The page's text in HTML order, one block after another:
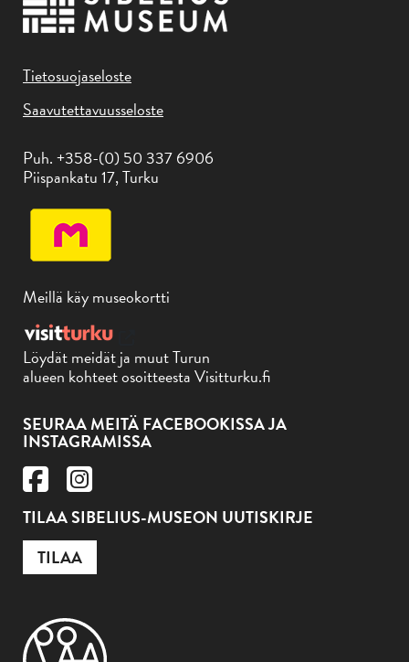
Tietosuojaseloste
Saavutettavuusseloste
Puh. +358-(0) 50 337 6906
Piispankatu 17, Turku
Meillä käy museokortti
Löydät meidät ja muut Turun
alueen kohteet osoitteesta Visitturku.fi
SEURAA MEITÄ FACEBOOKISSA JA
INSTAGRAMISSA
TILAA SIBELIUS-MUSEON UUTISKIRJE
TILAA